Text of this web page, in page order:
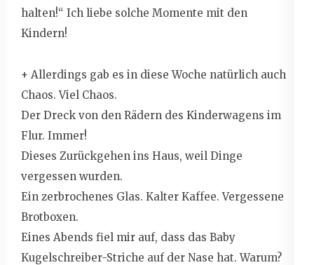
halten!“ Ich liebe solche Momente mit den
Kindern!
+ Allerdings gab es in diese Woche natürlich auch
Chaos. Viel Chaos.
Der Dreck von den Rädern des Kinderwagens im
Flur. Immer!
Dieses Zurückgehen ins Haus, weil Dinge
vergessen wurden.
Ein zerbrochenes Glas. Kalter Kaffee. Vergessene
Brotboxen.
Eines Abends fiel mir auf, dass das Baby
Kugelschreiber-Striche auf der Nase hat. Warum?